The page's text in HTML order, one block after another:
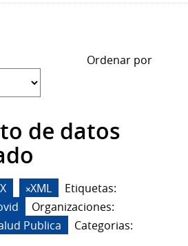
Ordenar por
de datos
XML
Etiquetas:
Organizaciones:
Publica
Categorias: